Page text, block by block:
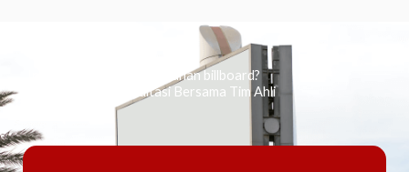
Ingin tahu tentang periklanan billboard?
Kami Berikan Konsultasi Bersama Tim Ahli